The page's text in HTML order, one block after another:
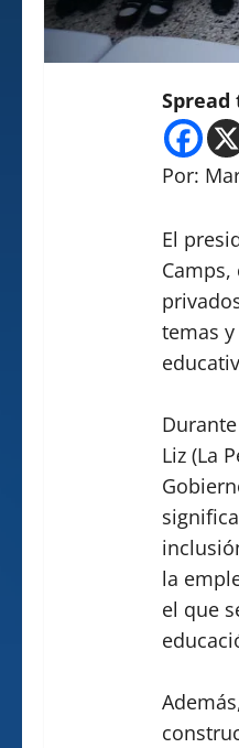
Spread
Por:
El
temas
Liz (La
la
el que